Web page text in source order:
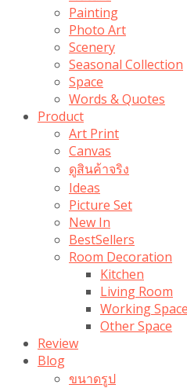
Painting
Photo Art
Scenery
Seasonal Collection
Space
Words & Quotes
Product
Art Print
Canvas
ดูสินค้าจริง
Ideas
Picture Set
New In
BestSellers
Room Decoration
Kitchen
Living Room
Working Space
Other Space
Review
Blog
ขนาดรูป